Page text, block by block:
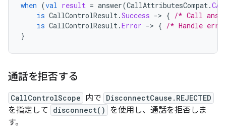
when (val result = answer(CallAttributesCompat.
is CallControlResult.Success -> { /* Call
is CallControlResult.Error -> { /* Handle
}
通話を拒否する
CallControlScope 内で DisconnectCause.REJECTED
を指定して disconnect()
を使用し、通話を拒否しま
す。